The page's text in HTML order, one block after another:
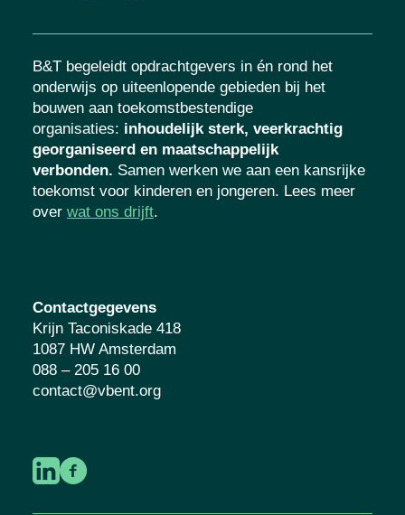
B&T begeleidt opdrachtgevers in én rond het
onderwijs op uiteenlopende gebieden bij het
bouwen aan toekomstbestendige
organisaties: inhoudelijk sterk, veerkrachtig
georganiseerd en maatschappelijk
verbonden. Samen werken we aan een kansrijke
toekomst voor kinderen en jongeren. Lees meer
over wat ons drijft.
Contactgegevens
Krijn Taconiskade 418
1087 HW Amsterdam
088 – 205 16 00
contact@vbent.org